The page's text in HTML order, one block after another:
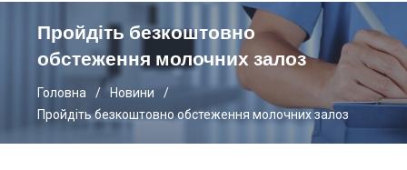
Пройдіть безкоштовно
обстеження молочних залоз
Головна
Новини
Пройдіть безкоштовно обстеження молочних залоз